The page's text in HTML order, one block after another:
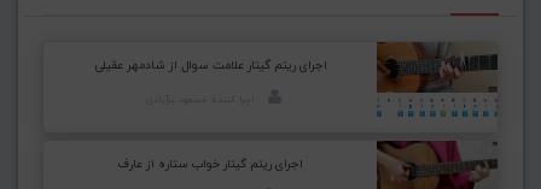
اجرای ریتم گیتار علامت سوال از شادمهر عقیلی
اجرای ریتم گیتار خواب ستاره از عارف